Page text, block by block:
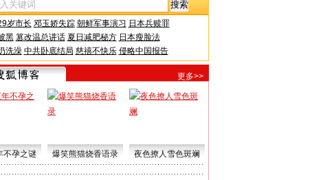
岁市长 邓玉娇失踪 朝鲜军事演习 日本兵赎罪
黑 篡改温总讲话 夏日减肥秘方 日本瘦脸法
洗澡 中共卧底结局 慈禧不快乐 侵略中国报告
更多>>
不孕之谜 爆笑熊猫烧香语录 夜色撩人雪色斑斓